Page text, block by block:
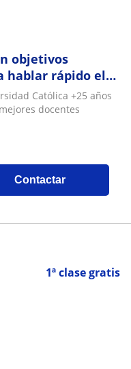
objetivos
hablar rápido el
Católica +25 años
docentes
Contactar
1ª clase gratis